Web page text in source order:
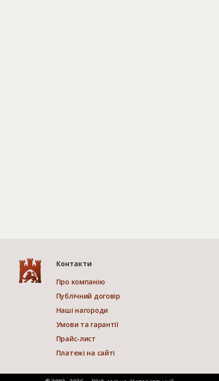
Контакти
Про компанію
Публічний договір
Наші нагороди
Умови та гарантії
Прайс-лист
Платежі на сайті